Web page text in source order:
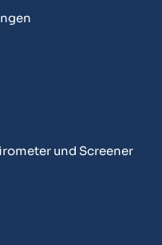
und Screener